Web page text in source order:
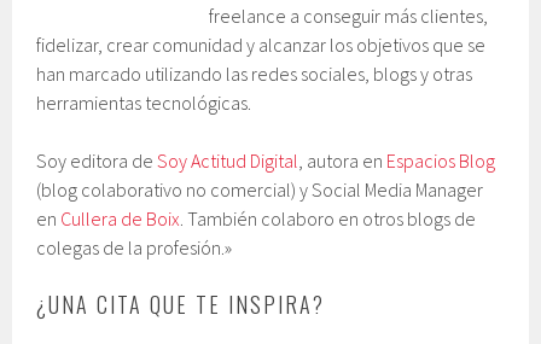
freelance a conseguir más clientes,
fidelizar, crear comunidad y alcanzar los objetivos que se
han marcado utilizando las redes sociales, blogs y otras
herramientas tecnológicas.
Soy editora deSoy Actitud Digital , autora en Espacios Blog
(blog colaborativo no comercial) y Social Media Manager
en Cullera de Boix . También colaboro en otros blogs de
colegas de la profesión.»
¿UNA CITA QUE TE INSPIRA?